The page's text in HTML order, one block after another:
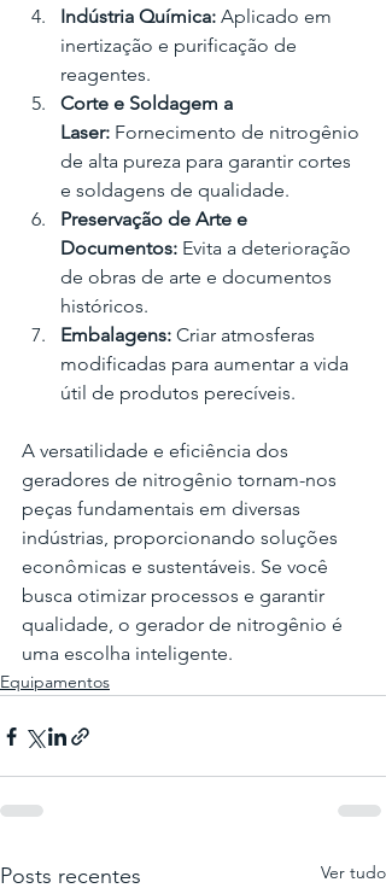
Indústria Química: Aplicado em
inertização e purificação de
reagentes.
Corte e Soldagem a
Laser: Fornecimento de nitrogênio
de alta pureza para garantir cortes
e soldagens de qualidade.
Preservação de Arte e
Documentos: Evita a deterioração
de obras de arte e documentos
históricos.
Embalagens: Criar atmosferas
modificadas para aumentar a vida
útil de produtos perecíveis.
A versatilidade e eficiência dos
geradores de nitrogênio tornam-nos
peças fundamentais em diversas
indústrias, proporcionando soluções
econômicas e sustentáveis. Se você
busca otimizar processos e garantir
qualidade, o gerador de nitrogênio é
uma escolha inteligente.
Equipamentos
Posts recentes Ver tudo